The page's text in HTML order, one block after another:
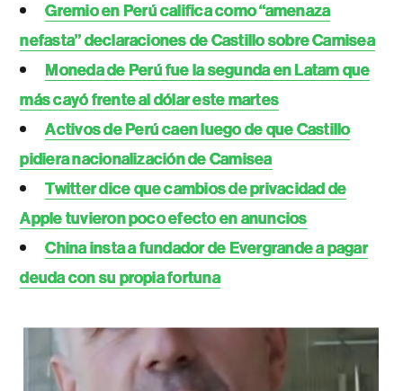
Gremio en Perú califica como “amenaza
nefasta” declaraciones de Castillo sobre Camisea
Moneda de Perú fue la segunda en Latam que
más cayó frente al dólar este martes
Activos de Perú caen luego de que Castillo
pidiera nacionalización de Camisea
Twitter dice que cambios de privacidad de
Apple tuvieron poco efecto en anuncios
China insta a fundador de Evergrande a pagar
deuda con su propia fortuna